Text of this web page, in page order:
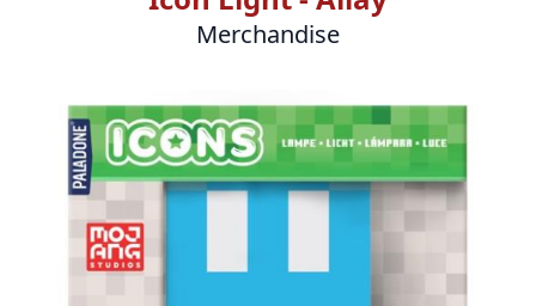
Merchandise
Bilder